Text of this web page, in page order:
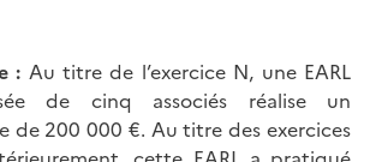
: Au titre de l’exercice N, une EARL
de cinq associés réalise un
de 200 000 €. Au titre des exercices